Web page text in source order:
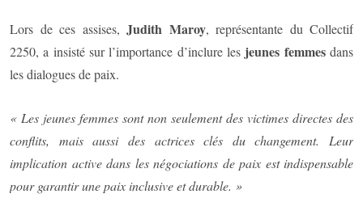
Lors de ces assises, Judith Maroy, représentante du Collectif
2250, a insisté sur l’importance d’inclure les jeunes femmesdans
les dialogues de paix.
« Les jeunes femmes sont non seulement des victimes directes des
conflits, mais aussi des actrices clés du changement. Leur
implication active dans les négociations de paix est indispensable
pour garantir une paix inclusive et durable. »